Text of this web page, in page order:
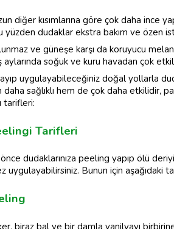
diğer kısımlarına göre çok daha ince
yüzden dudaklar ekstra bakım ve özen
ve güneşe karşı da koruyucu
aylarında soğuk ve kuru havadan çok
uygulayabileceğiniz doğal yollarla
daha sağlıklı hem de çok daha etkilidir,
tarifleri:
Tarifleri
dudaklarınıza peeling yapıp ölü
Bunun için aşağıdaki
biraz bal ve bir damla vanilyayı birbirine